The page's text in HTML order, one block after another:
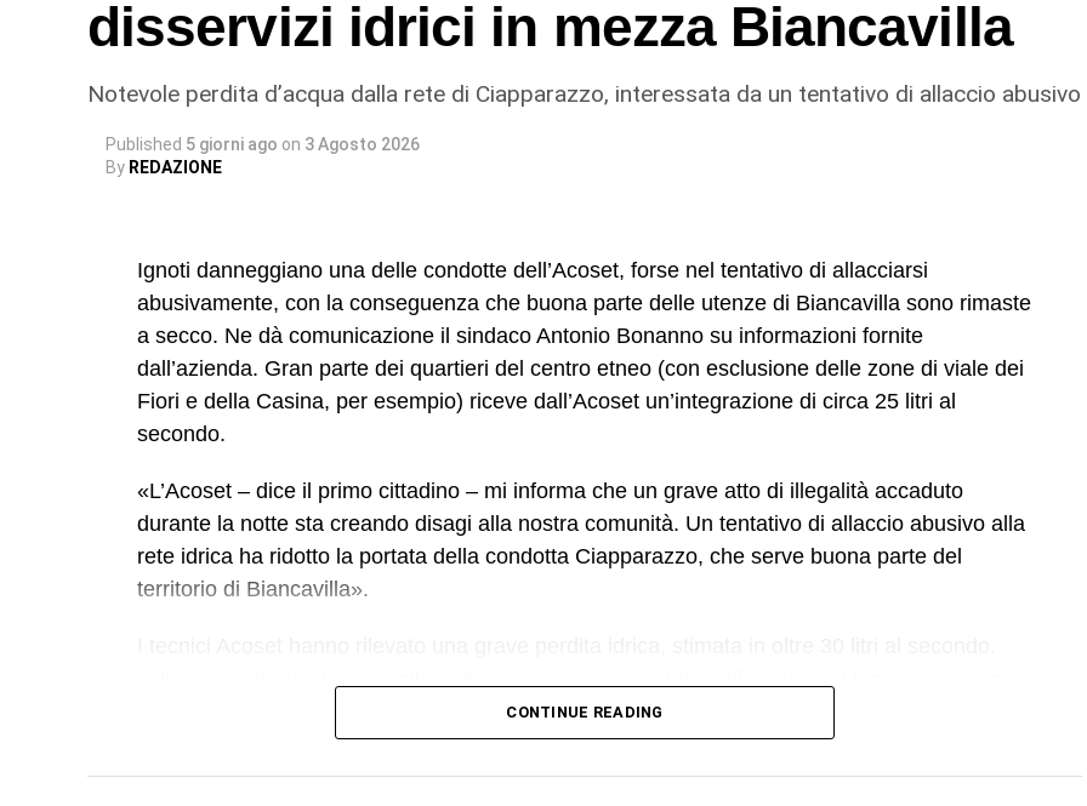
disservizi idrici in mezza Biancavilla
Notevole perdita d’acqua dalla rete di Ciapparazzo, interessata da un tentativo di allaccio abusivo
Published 5 giorni ago on 3 Agosto 2026
By REDAZIONE
Ignoti danneggiano una delle condotte dell’Acoset, forse nel tentativo di allacciarsi
abusivamente, con la conseguenza che buona parte delle utenze di Biancavilla sono rimaste
a secco. Ne dà comunicazione il sindaco Antonio Bonanno su informazioni fornite
dall’azienda. Gran parte dei quartieri del centro etneo (con esclusione delle zone di viale dei
Fiori e della Casina, per esempio) riceve dall’Acoset un’integrazione di circa 25 litri al
secondo.
«L’Acoset – dice il primo cittadino – mi informa che un grave atto di illegalità accaduto
durante la notte sta creando disagi alla nostra comunità. Un tentativo di allaccio abusivo alla
rete idrica ha ridotto la portata della condotta Ciapparazzo, che serve buona parte del
territorio di Biancavilla».
dell’azienda – a contenere la perdita. I nostri tecnici hanno quindi valutato che l’unica
soluzione realmente risolutiva è la sostituzione integrale del tratto danneggiato: un intervento
più impegnativo, ma necessario per garantire un ripristino sicuro e duraturo
CONTINUE READING